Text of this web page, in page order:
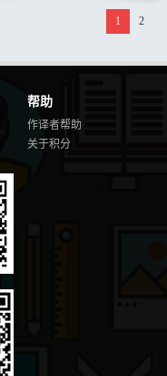
1 2
帮助
作译者帮助
关于积分